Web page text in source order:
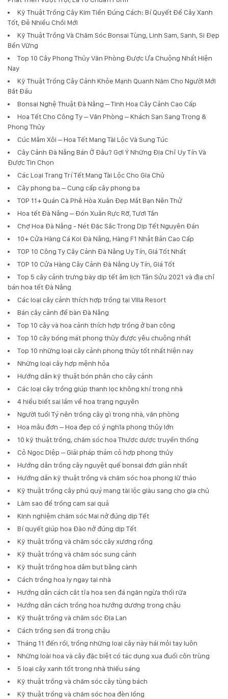
Kỹ Thuật Trồng Cây Kim Tiền Đúng Cách: Bí Quyết Để Cây Xanh
Tốt, Đẻ Nhiều Chồi Mới
Kỹ Thuật Trồng Và Chăm Sóc Bonsai Tùng, Linh Sam, Sanh, Si Đẹp
Bền Vững
Top 10 Cây Phong Thủy Văn Phòng Được Ưa Chuộng Nhất Hiện
Nay
Kỹ Thuật Trồng Cây Cảnh Khỏe Mạnh Quanh Năm Cho Người Mới
Bắt Đầu
Bonsai Nghệ Thuật Đà Nẵng – Tinh Hoa Cây Cảnh Cao Cấp
Hoa Tết Cho Công Ty – Văn Phòng – Khách Sạn Sang Trọng &
Phong Thủy
Cúc Mâm Xôi – Hoa Tết Mang Tài Lộc Và Sung Túc
Cây Cảnh Đà Nẵng Bán Ở Đâu? Gợi Ý Những Địa Chỉ Uy Tín Và
Được Tin Chọn
Các Loại Trang Trí Tết Mang Tài Lộc Cho Gia Chủ
Cây phong ba – Cung cấp cây phong ba
TOP 11+ Quán Cà Phê Hòa Xuân Đẹp Mắt Bạn Nên Thử
Hoa tết Đà Nẵng – Đón Xuân Rực Rỡ, Tươi Tắn
Chợ Hoa Đà Nẵng - Nét Đặc Sắc Trong Dịp Tết Nguyên Đán
10+ Cửa Hàng Cá Koi Đà Nẵng, Hàng F1 Nhật Bản Cao Cấp
TOP 10 Công Ty Cây Cảnh Đà Nẵng Uy Tín, Giá Tốt Nhất
TOP 10 Cửa Hàng Cây Cảnh Đà Nẵng Uy Tín, Giá Tốt
Top 5 cây cảnh trưng bày dịp tết âm lịch Tân Sửu 2021 và địa chỉ
bán hoa tết Đà Nẵng
Các loại cây cảnh thích hợp trồng tại Villa Resort
Bán cây cảnh để bàn Đà Nẵng
Top 10 cây và hoa cảnh thích hợp trồng ở ban công
Top 10 cây bóng mát phong thủy được yêu chuộng nhất
Top 10 những loại cây cảnh phong thủy tốt nhất hiện nay
Những loại cây hợp mệnh hỏa
Hướng dẫn kỹ thuật bón phân cho cây cảnh
Các loại cây trồng giúp thanh lọc không khí trong nhà
4 hiểu biết sai lầm về hoa trạng nguyên
Người tuổi Tý nên trồng cây gì trong nhà, văn phòng
Hoa mẫu đơn – Hoa đẹp có ý nghĩa phong thủy lớn
10 kỹ thuật trồng, chăm sóc hoa Thược dược truyền thống
Cỏ Ngọc Diệp – Giải pháp thảm cỏ hợp phong thủy
Hướng dẫn trồng cây nguyệt quế bonsai đơn giản nhất
Hướng dẫn kỹ thuật trồng và chăm sóc hoa phong lữ thảo
Kỹ thuật trồng cây phú quý mang tài lộc giàu sang cho gia chủ
Làm sao để trồng cam sai quả
Kinh nghiệm chăm sóc Mai nở đúng dịp Tết
Bí quyết giúp hoa Đào nở đúng dịp Tết
Kỹ thuật trồng và chăm sóc cây xương rồng
Kỹ thuật trồng và chăm sóc sung cảnh
Kỹ thuật trồng hoa dâm bụt bằng cành
Cách trồng hoa ly ngay tại nhà
Hướng dẫn cách cắt tỉa hoa sen đá ngăn ngừa thối rữa
Hướng dẫn cách trồng hoa hướng dương trong chậu
Kỹ thuật trồng và chăm sóc Địa Lan
Cách trồng sen đá trong chậu
Tháng 11 đến rồi, trồng những loại cây này hái mỏi tay luôn
Những loài hoa và cây đặc biệt có tác dụng xua đuổi côn trùng
5 loại cây xanh tốt trong nhà thiếu sáng
Kỹ thuật trồng và chăm sóc cây tùng bách
Kỹ thuật trồng và chăm sóc hoa đèn lồng